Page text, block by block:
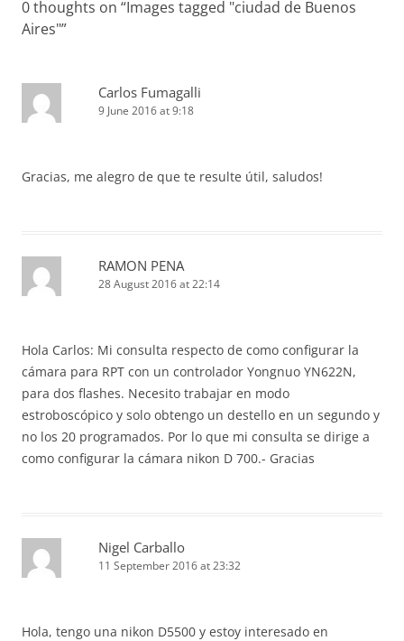
0 thoughts on “Images tagged "ciudad de Buenos
Aires"”
Carlos Fumagalli
9 June 2016 at 9:18
Gracias, me alegro de que te resulte útil, saludos!
RAMON PENA
28 August 2016 at 22:14
Hola Carlos: Mi consulta respecto de como configurar la
cámara para RPT con un controlador Yongnuo YN622N,
para dos flashes. Necesito trabajar en modo
estroboscópico y solo obtengo un destello en un segundo y
no los 20 programados. Por lo que mi consulta se dirige a
como configurar la cámara nikon D 700.- Gracias
Nigel Carballo
11 September 2016 at 23:32
Hola, tengo una nikon D5500 y estoy interesado en